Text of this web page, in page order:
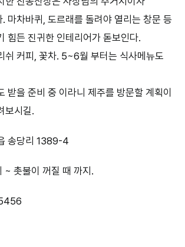
마차바퀴, 도르래를 돌려야 열리는 창문 등
힘든 진귀한 인테리어가 돋보인다.
쉬 커피, 꽃차. 5~6월 부터는 식사메뉴도
받을 준비 중 이라니 제주를 방문할 계획이
보시길.
송당리 1389-4
~ 촛불이 꺼질 때 까지.